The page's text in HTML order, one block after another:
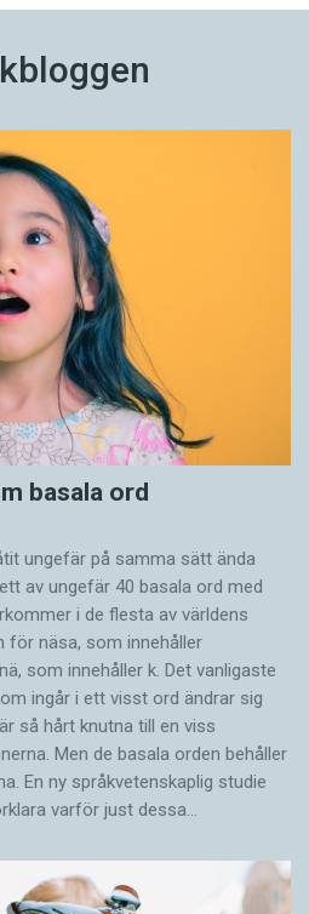
basala ord
ungefär på samma sätt ända
av ungefär 40 basala ord med
i de flesta av världens
för näsa, som innehåller
som innehåller k. Det vanligaste
ingår i ett visst ord ändrar sig
så hårt knutna till en viss
Men de basala orden behåller
En ny språkvetenskaplig studie
varför just dessa…